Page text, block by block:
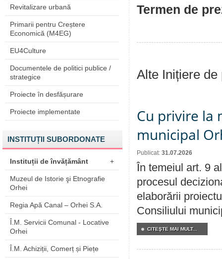
Revitalizare urbană
Primarii pentru Creștere
Economică (M4EG)
EU4Culture
Documentele de politici publice /
strategice
Proiecte în desfășurare
Proiecte implementate
INSTITUȚII SUBORDONATE
Instituții de învățământ +
Muzeul de Istorie şi Etnografie
Orhei
Regia Apă Canal – Orhei S.A.
Î.M. Servicii Comunal - Locative
Orhei
Î.M. Achiziții, Comerț și Piețe
Termen de
Alte Inițiere de
Cu privire la
municipal
Publicat: 31.07.2026
În temeiul art. 9
procesul
elaborării
Consiliului
CITEŞTE MAI MULT...